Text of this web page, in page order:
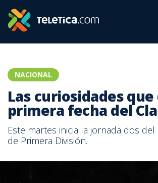
NACIONAL
Las curiosidades
primera fecha del
Este martes inicia la jornada dos
de Primera División.